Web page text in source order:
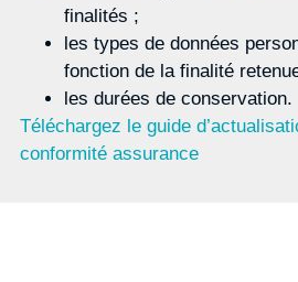
finalités ;
les types de données
fonction de la finalité
les durées de conservation.
Téléchargez le guide
conformité assurance